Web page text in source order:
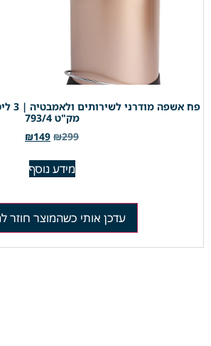
פח
מק"ט 793/4
₪299
₪149
מידע נוסף
עדכן אותי כשהמוצר חוזר